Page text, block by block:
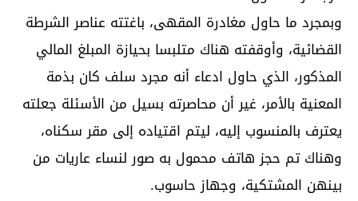
وبمجرد ما حاول مغادرة المقهى، باغتته عناصر الشرطة
القضائية، وأوقفته هناك متلبسا بحيازة المبلغ المالي
المذكور، الذي حاول ادعاء أنه مجرد سلف كان بذمة
المعنية بالأمر، غير أن محاصرته بسيل من الأسئلة جعلته
يعترف بالمنسوب إليه، ليتم اقتياده إلى مقر سكناه،
وهناك تم حجز هاتف محمول به صور لنساء عاريات من
بينهن المشتكية، وجهاز حاسوب.